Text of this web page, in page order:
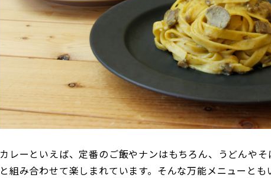
カレーといえば、定番のご飯やナンはもちろん、うどんや
と組み合わせて楽しまれています。そんな万能メニューと